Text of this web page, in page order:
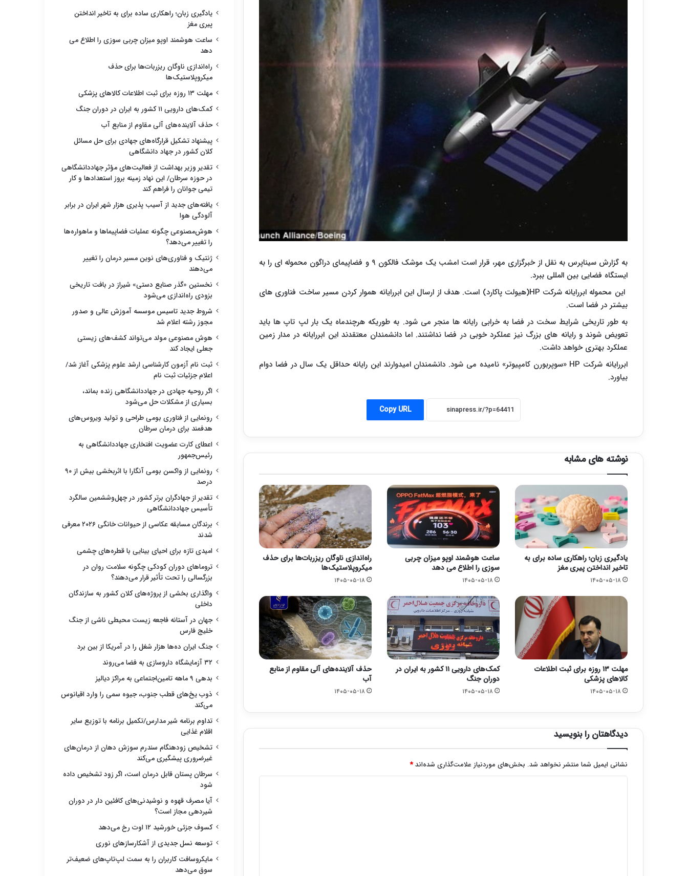
به گزارش سیناپرس به نقل از خبرگزاری مهر، قرار است امشب یک موشک فالکون ۹ و فضاپیمای دراگون محموله ای را به
ایستگاه فضایی بین المللی ببرد.
این محموله ابررایانه شرکت HP(هیولت پاکارد) است. هدف از ارسال این ابررایانه هموار کردن مسیر ساخت فناوری های
بیشتر در فضا است.
به طور تاریخی شرایط سخت در فضا به خرابی رایانه ها منجر می شود. به طوریکه هرچندماه یک بار لپ تاپ ها باید
تعویض شوند و رایانه های بزرگ نیز عملکرد خوبی در فضا نداشتند. اما دانشمندان معتقدند این ابررایانه در مدار زمین
عملکرد بهتری خواهد داشت.
ابررایانه شرکت HP «سوپربورن کامپیوتر» نامیده می شود. دانشمندان امیدوارند این رایانه حداقل یک سال در فضا دوام
بیاورد.
Copy URL
نوشته های مشابه
یادگیری زبان؛ راهکاری ساده برای به
تاخیر انداختن پیری مغز
۱۴۰۵-۰۵-۱۸
ساعت هوشمند اوپو میزان چربی
سوزی را اطلاع می دهد
۱۴۰۵-۰۵-۱۸
راه‌اندازی ناوگان ریزربات‌ها برای حذف
میکروپلاستیک‌ها
۱۴۰۵-۰۵-۱۸
مهلت ۱۳ روزه برای ثبت اطلاعات
کالاهای پزشکی
۱۴۰۵-۰۵-۱۸
کمک‌های دارویی ۱۱ کشور به ایران در
دوران جنگ
۱۴۰۵-۰۵-۱۸
حذف آلاینده‌های آلی مقاوم از منابع
آب
۱۴۰۵-۰۵-۱۸
دیدگاهتان را بنویسید
نشانی ایمیل شما منتشر نخواهد شد. بخش‌های موردنیاز علامت‌گذاری شده‌اند*
یادگیری زبان؛ راهکاری ساده برای به تاخیر انداختن
پیری مغز
ساعت هوشمند اوپو میزان چربی سوزی را اطلاع می
دهد
راه‌اندازی ناوگان ریزربات‌ها برای حذف
میکروپلاستیک‌ها
مهلت ۱۳ روزه برای ثبت اطلاعات کالاهای پزشکی
کمک‌های دارویی ۱۱ کشور به ایران در دوران جنگ
حذف آلاینده‌های آلی مقاوم از منابع آب
پیشنهاد تشکیل قرارگاه‌های جهادی برای حل مسائل
کلان کشور در جهاد دانشگاهی
تقدیر وزیر بهداشت از فعالیت‌های مؤثر جهاددانشگاهی
در حوزه سرطان/ این نهاد زمینه بروز استعدادها و کار
تیمی جوانان را فراهم کند
یافته‌های جدید از آسیب پذیری هزار شهر ایران در برابر
آلودگی هوا
هوش‌مصنوعی چگونه عملیات فضاپیماها و ماهواره‌ها
را تغییر می‌دهد؟
ژنتیک و فناوری‌های نوین مسیر درمان را تغییر
می‌دهند
نخستین «گذر صنایع دستی» شیراز در بافت تاریخی
بزودی راه‌اندازی می‌شود
شروط جدید تاسیس موسسه آموزش عالی و صدور
مجوز رشته اعلام شد
هوش مصنوعی مولد می‌تواند کشف‌های زیستی
جعلی ایجاد کند
ثبت نام آزمون کارشناسی ارشد علوم پزشکی آغاز شد/
اعلام جزئیات ثبت نام
اگر روحیه جهادی در جهاددانشگاهی زنده بماند،
بسیاری از مشکلات حل می‌شود
رونمایی از فناوری بومی طراحی و تولید ویروس‌های
هدفمند برای درمان سرطان
اعطای کارت عضویت افتخاری جهاددانشگاهی به
رئیس‌جمهور
رونمایی از واکسن بومی آنگارا با اثربخشی بیش از ۹۰
درصد
تقدیر از جهادگران برتر کشور در چهل‌وششمین سالگرد
تأسیس جهاددانشگاهی
برندگان مسابقه عکاسی از حیوانات خانگی ۲۰۲۶ معرفی
شدند
امیدی تازه برای احیای بینایی با قطره‌های چشمی
تروماهای دوران کودکی چگونه سلامت روان در
بزرگسالی را تحت تأثیر قرار می‌دهند؟
واگذاری بخشی از پروژه‌های کلان کشور به سازندگان
داخلی
جهان در آستانه فاجعه زیست محیطی ناشی از جنگ
خلیج فارس
جنگ ایران ده‌ها هزار شغل را در آمریکا از بین برد
۳۲ آزمایشگاه داروسازی به فضا می‌روند
بدهی ۹ ماهه تامین‌اجتماعی به مراکز دیالیز
ذوب یخ‌های قطب جنوب، جیوه سمی را وارد اقیانوس
می‌کند
تداوم برنامه شیر مدارس/تکمیل برنامه با توزیع سایر
اقلام غذایی
تشخیص زودهنگام سندرم سوزش دهان از درمان‌های
غیرضروری پیشگیری می‌کند
سرطان پستان قابل درمان است، اگر زود تشخیص داده
شود
آیا مصرف قهوه و نوشیدنی‌های کافئین دار در دوران
شیردهی مجاز است؟
کسوف جزئی خورشید ۱۲ اوت رخ می‌دهد
توسعه نسل جدیدی از آشکارسازهای نوری
مایکروسافت کاربران را به سمت لپ‌تاپ‌های ضعیف‌تر
سوق می‌دهد